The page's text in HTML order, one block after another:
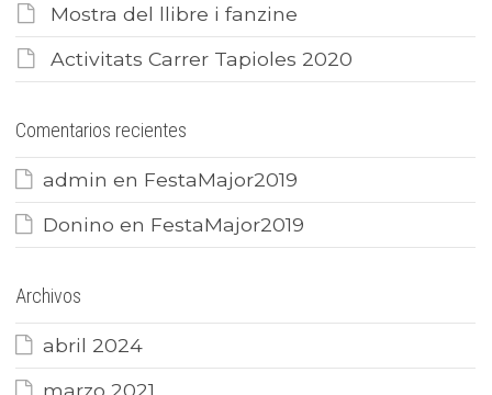
Mostra del llibre i fanzine
Activitats Carrer Tapioles 2020
Comentarios recientes
admin en FestaMajor2019
Donino en FestaMajor2019
Archivos
abril 2024
marzo 2021